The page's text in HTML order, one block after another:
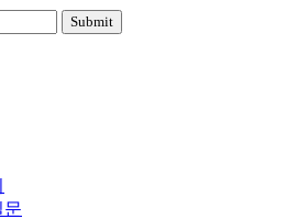
Submit
문